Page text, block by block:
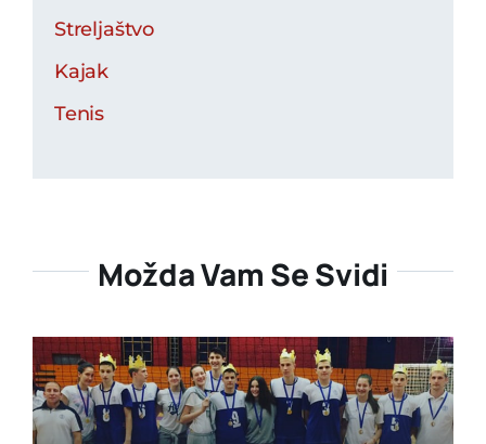
Streljaštvo
Kajak
Tenis
Možda Vam Se Svidi